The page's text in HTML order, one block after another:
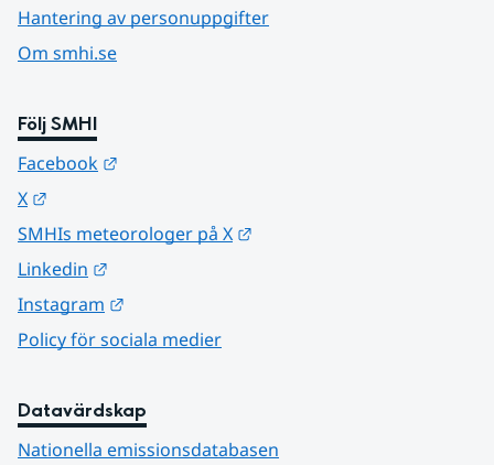
Hantering av personuppgifter
Om smhi.se
Följ SMHI
Facebook
X
SMHIs meteorologer på X
Linkedin
Instagram
Policy för sociala medier
Datavärdskap
Nationella emissionsdatabasen